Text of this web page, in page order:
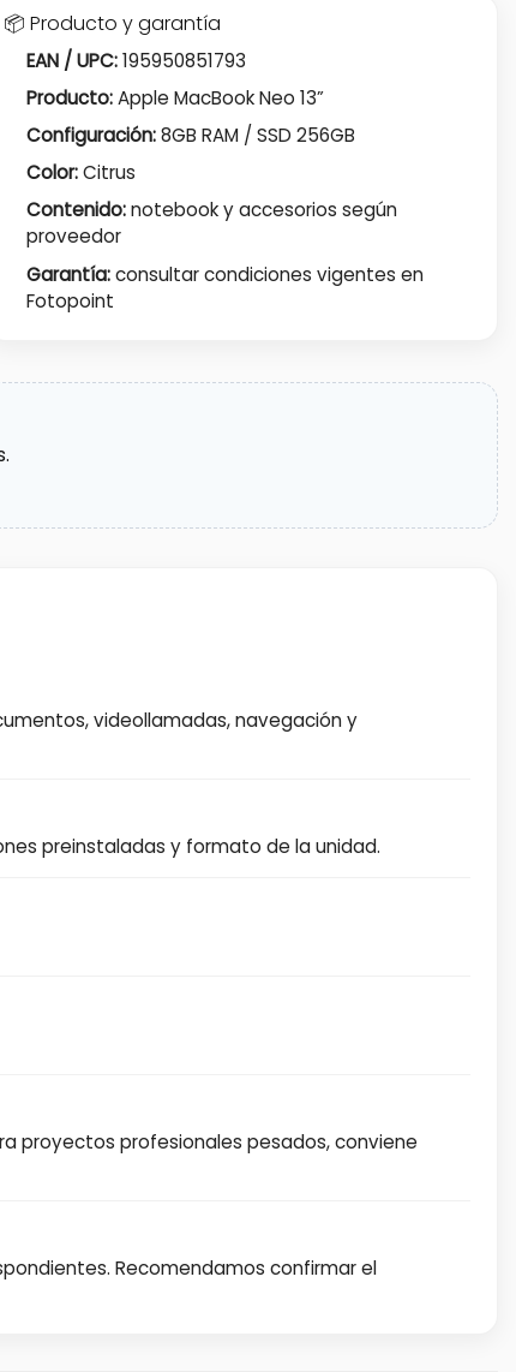
📦 Producto y garantía
EAN / UPC:195950851793
Producto:Apple MacBook Neo 13”
Configuración:8GB RAM / SSD 256GB
Color:Citrus
Contenido:notebook y accesorios según
proveedor
Garantía:consultar condiciones vigentes en
Fotopoint
videollamadas, navegación y
preinstaladas y formato de la unidad.
proyectos profesionales pesados, conviene
Recomendamos confirmar el